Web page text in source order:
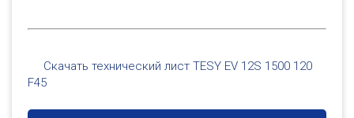
Скачать технический лист TESY EV 12S 1500 120
F45